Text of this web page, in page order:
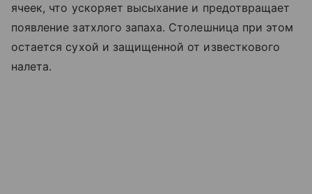
ячеек, что ускоряет высыхание и предотвращает
появление затхлого запаха. Столешница при этом
остается сухой и защищенной от известкового
налета.